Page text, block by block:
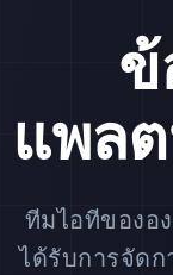
แพล
ทีมไอทีของอ
ได้รับการจัด